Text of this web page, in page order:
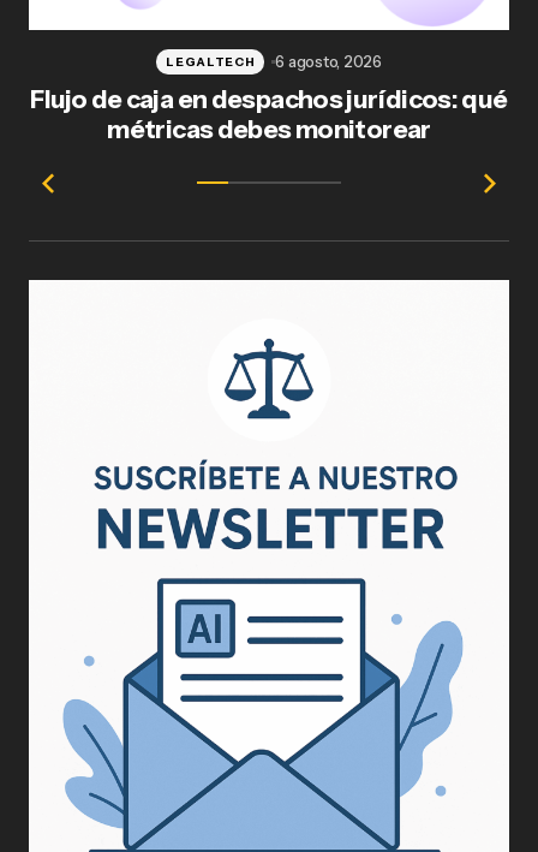
Flujo de caja en despachos jurídicos: qué
métricas debes monitorear
LEGALTECH 6 agosto, 2026